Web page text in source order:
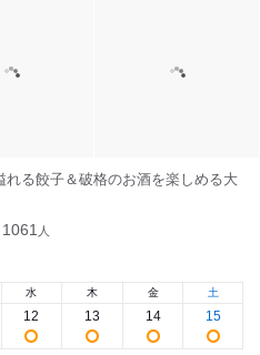
る餃子＆破格のお酒を楽しめる大
1061 人
水
12
木
13
金
14
土
15